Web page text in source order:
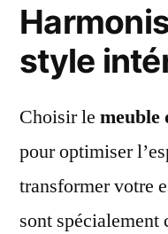
style
Choisir le meuble
pour optimiser
transformer votre
sont spécialement